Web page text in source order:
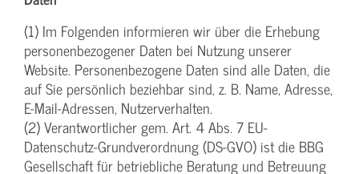
(1) Im Folgenden informieren wir über die Erhebung
personenbezogener Daten bei Nutzung unserer
Website. Personenbezogene Daten sind alle Daten, die
auf Sie persönlich beziehbar sind, z. B. Name, Adresse,
E-Mail-Adressen, Nutzerverhalten.
(2) Verantwortlicher gem. Art. 4 Abs. 7 EU-
Datenschutz-Grundverordnung (DS-GVO) ist die BBG
Gesellschaft für betriebliche Beratung und Betreuung